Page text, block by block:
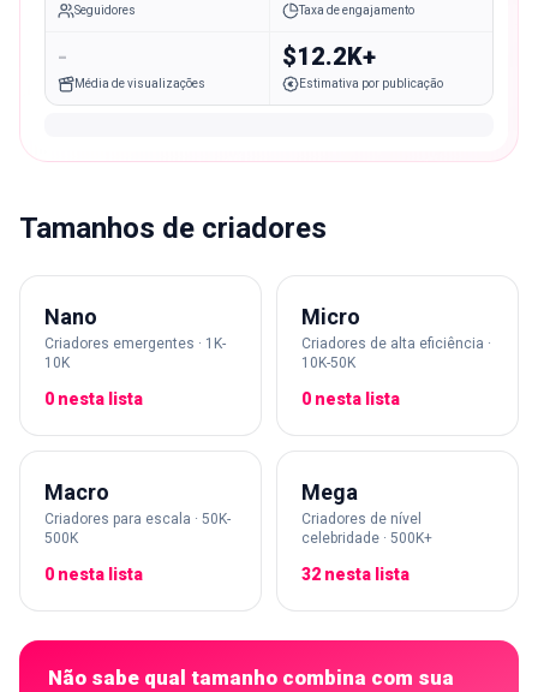
Seguidores Taxa de engajamento
-
Média de visualizações
$12.2K+
Estimativa por publicação
Tamanhos de criadores
Nano
Criadores emergentes · 1K-
10K
0 nesta lista
Micro
Criadores de alta eficiência ·
10K-50K
0 nesta lista
Macro
Criadores para escala · 50K-
500K
0 nesta lista
Mega
Criadores de nível
celebridade · 500K+
32 nesta lista
Não sabe qual tamanho combina com sua